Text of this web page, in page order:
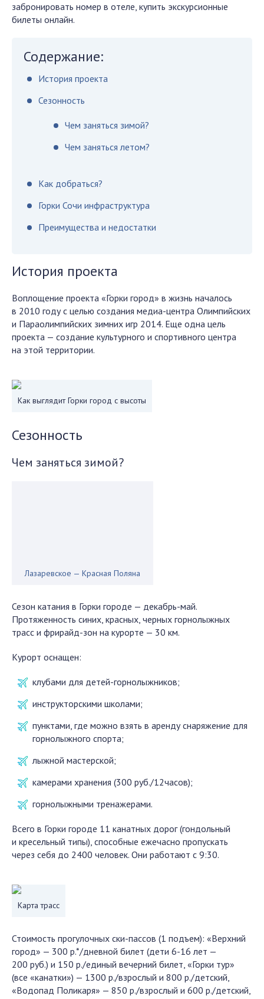
забронировать номер в отеле, купить экскурсионные
билеты онлайн.
Содержание:
История проекта
Сезонность
Чем заняться зимой?
Чем заняться летом?
Как добраться?
Горки Сочи инфраструктура
Преимущества и недостатки
История проекта
Воплощение проекта «Горки город» в жизнь началось
в 2010 году с целью создания медиа-центра Олимпийских
и Параолимпийских зимних игр 2014. Еще одна цель
проекта — создание культурного и спортивного центра
на этой территории.
Как выглядит Горки город с высоты
Сезонность
Чем заняться зимой?
Лазаревское — Красная Поляна
Сезон катания в Горки городе — декабрь-май.
Протяженность синих, красных, черных горнолыжных
трасс и фрирайд-зон на курорте — 30 км.
Курорт оснащен:
клубами для детей-горнолыжников;
инструкторскими школами;
пунктами, где можно взять в аренду снаряжение для
горнолыжного спорта;
лыжной мастерской;
камерами хранения (300 руб./12часов);
горнолыжными тренажерами.
Всего в Горки городе 11 канатных дорог (гондольный
и кресельный типы), способные ежечасно пропускать
через себя до 2400 человек. Они работают с 9:30.
Карта трасс
Стоимость прогулочных ски-пассов (1 подъем): «Верхний
город» — 300 р.*/дневной билет (дети 6-16 лет —
200 руб.) и 150 р./единый вечерний билет, «Горки тур»
(все «канатки») — 1300 р./взрослый и 800 р./детский,
«Водопад Поликаря» — 850 р./взрослый и 600 р./детский,